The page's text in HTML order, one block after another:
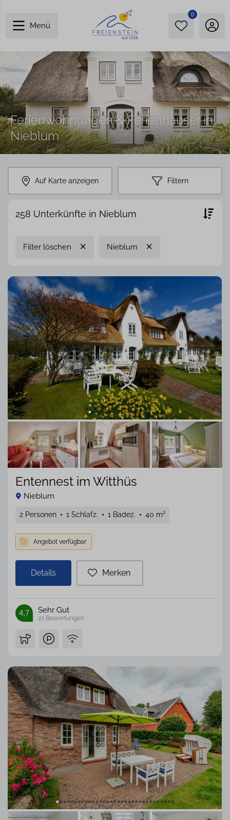
Menü
0
Ferienwohnungen & Ferienhäuser in
Nieblum
Auf Karte anzeigen Filtern
258 Unterkünfte in Nieblum
Filter löschen Nieblum
Entennest im Witthüs
Nieblum
2 Personen 1 Schlafz. 1 Badez. 40 m²
Details Merken
22 Bewertungen
4,7 Sehr Gut